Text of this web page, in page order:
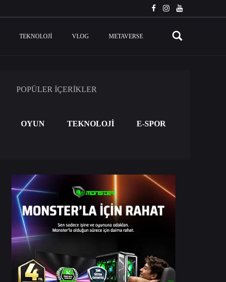
TEKNOLOJI VLOG METAVERSE
POPÜLER İÇERİKLER
OYUN TEKNOLOJİ E-SPOR